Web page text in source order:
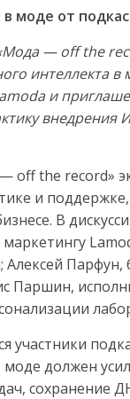
моде от
— off the
и
внедрения
off the record»
и
В
Паршин,
участники
должен
сохранение